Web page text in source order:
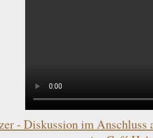
- Diskussion im Anschluss